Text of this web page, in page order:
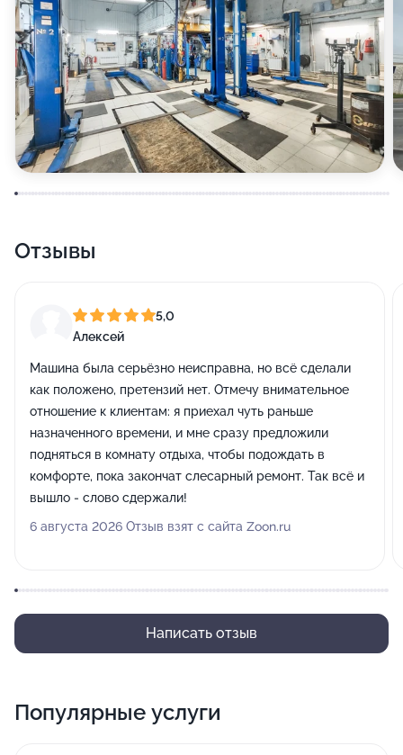
Отзывы
5,0
Алексей
Машина была серьёзно неисправна, но всё сделали
как положено, претензий нет. Отмечу внимательное
отношение к клиентам: я приехал чуть раньше
назначенного времени, и мне сразу предложили
подняться в комнату отдыха, чтобы подождать в
комфорте, пока закончат слесарный ремонт. Так всё и
вышло - слово сдержали!
6 августа 2026 Отзыв взят с сайта Zoon.ru
Написать отзыв
Популярные услуги